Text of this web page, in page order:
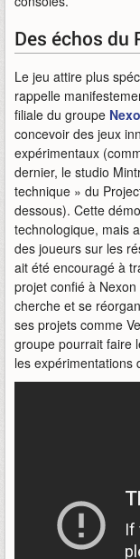
Des échos du
Le jeu attire plus
rappelle
filiale du groupe
concevoir des jeux
expérimentaux
dernier, le studio
technique » du
dessous). Cette
technologique, mais
des joueurs sur les
ait été encouragé à
projet confié à
cherche et se
ses projets comme
groupe pourrait faire
les expérimentations